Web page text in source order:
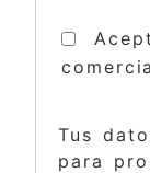
Tus
para